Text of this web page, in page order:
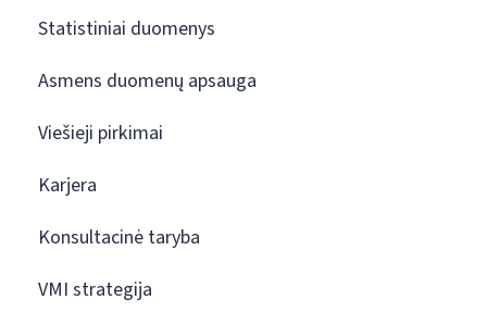
Statistiniai duomenys
Asmens duomenų apsauga
Viešieji pirkimai
Karjera
Konsultacinė taryba
VMI strategija